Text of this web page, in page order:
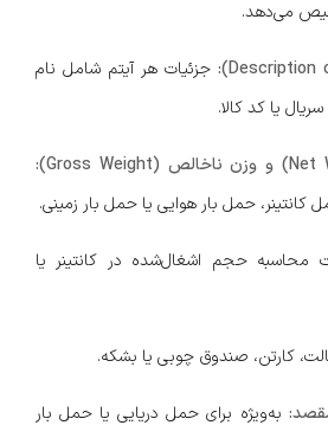
می‌دهد.
جزئیات هر آیتم شامل نام
یا کد کالا.
کانتینر، حمل بار هوایی یا حمل بار زمینی.
حجم اشغال‌شده در کانتینر یا
کارتن، صندوق چوبی یا بشکه.
به‌ویژه برای حمل دریایی یا حمل بار